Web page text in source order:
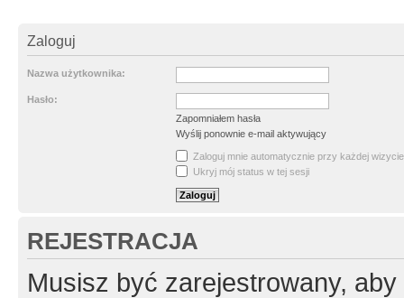
Zaloguj
Nazwa użytkownika:
Hasło:
Zapomniałem hasła
Wyślij ponownie e-mail aktywujący
Zaloguj mnie automatycznie przy każdej wizycie
Ukryj mój status w tej sesji
REJESTRACJA
Musisz być zarejestrowany,